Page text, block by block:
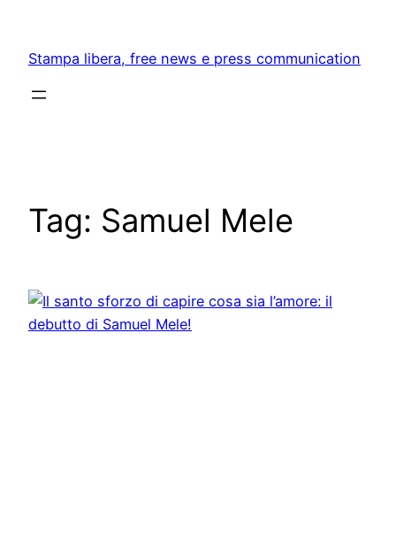
content
Stampa libera, free news e press communication
Tag: Samuel Mele